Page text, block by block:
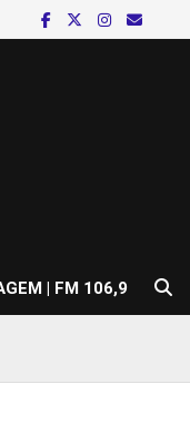
| FM 106,9